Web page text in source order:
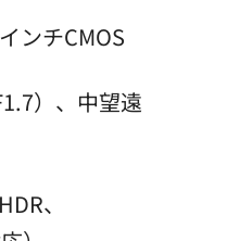
ンチCMOS
）、中望遠
、